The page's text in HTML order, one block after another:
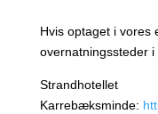
Hvis optaget i vores
overnatningssteder
Strandhotellet
Karrebæksminde: